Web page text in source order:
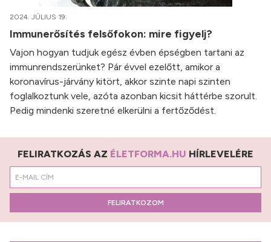
2024. JÚLIUS 19.
Immunerősítés felsőfokon: mire figyelj?
Vajon hogyan tudjuk egész évben épségben tartani az
immunrendszerünket? Pár évvel ezelőtt, amikor a
koronavírus-járvány kitört, akkor szinte napi szinten
foglalkoztunk vele, azóta azonban kicsit háttérbe szorult.
Pedig mindenki szeretné elkerülni a fertőződést.
FELIRATKOZÁS AZ ÉLETFORMA.HU HÍRLEVELÉRE
FELIRATKOZOM